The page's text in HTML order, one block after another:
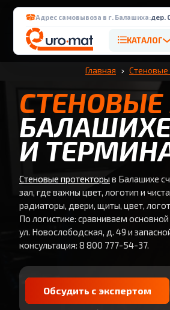
Адрес самовывоза в г. Балашиха:дер.
КАТАЛОГ
Главная Стеновые
И
Стеновые протекторы в Балашихе
зал, где важны цвет, логотип и
радиаторы, двери, щиты, цвет,
По логистике: сравниваем
ул. Новослободская, д. 49 и
консультация: 8 800 777-54-37.
Обсудить с экспертом